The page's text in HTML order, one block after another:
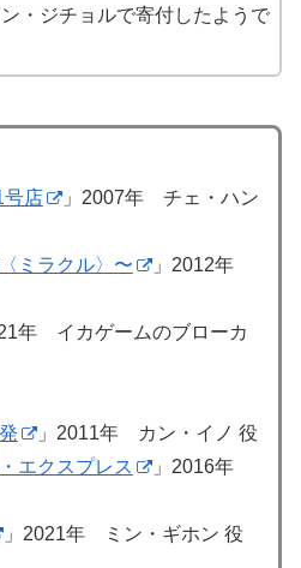
・ジチョルで寄付したようで
号店
」2007年 チェ・ハン
ミラクル〉〜
」2012年
年 イカゲームのブローカ
」2011年 カン・イノ 役
エクスプレス
」2016年
」2021年 ミン・ギホン 役